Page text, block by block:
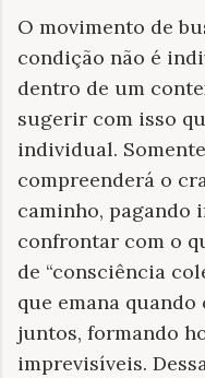
O movimento de
condição não é
dentro de um
sugerir com isso
individual.
compreenderá o
caminho, pagando
confrontar com o
de “consciência
que emana
juntos, formando
imprevisíveis.